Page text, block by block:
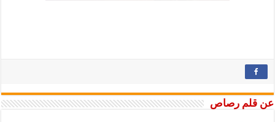
عن قلم رصاص